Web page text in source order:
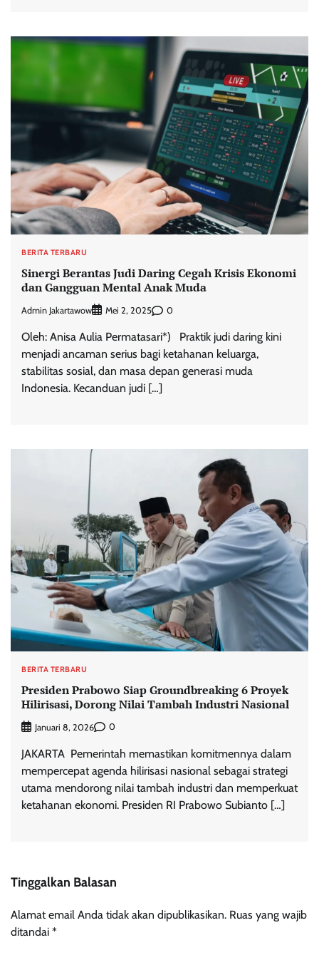
BERITA TERBARU
Sinergi Berantas Judi Daring Cegah Krisis Ekonomi
dan Gangguan Mental Anak Muda
Admin Jakartawow Mei 2, 2025 0
Oleh: Anisa Aulia Permatasari*) Praktik judi daring kini
menjadi ancaman serius bagi ketahanan keluarga,
stabilitas sosial, dan masa depan generasi muda
Indonesia. Kecanduan judi […]
BERITA TERBARU
Presiden Prabowo Siap Groundbreaking 6 Proyek
Hilirisasi, Dorong Nilai Tambah Industri Nasional
Januari 8, 2026 0
JAKARTA  Pemerintah memastikan komitmennya dalam
mempercepat agenda hilirisasi nasional sebagai strategi
utama mendorong nilai tambah industri dan memperkuat
ketahanan ekonomi. Presiden RI Prabowo Subianto […]
Tinggalkan Balasan
Alamat email Anda tidak akan dipublikasikan. Ruas yang wajib
ditandai *